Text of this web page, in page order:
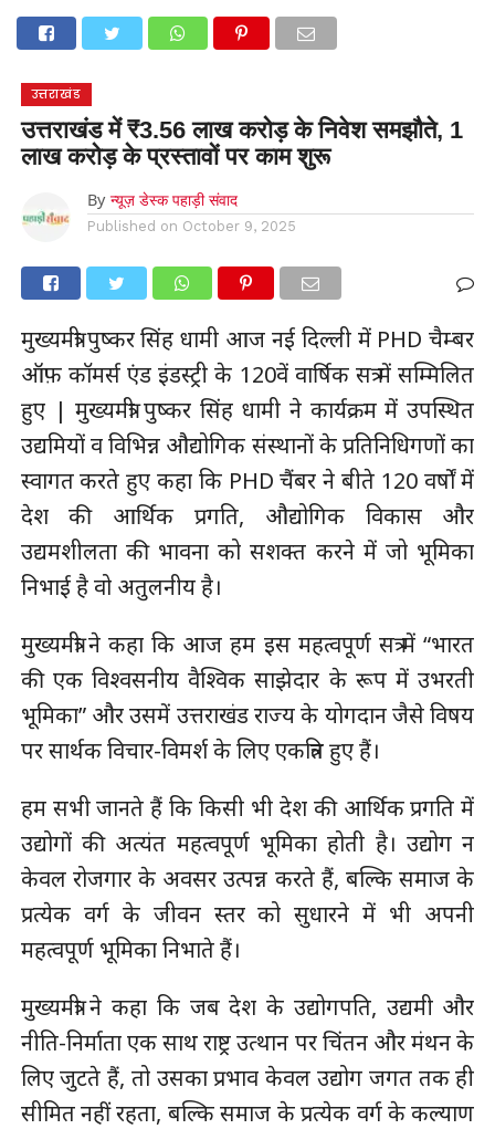
देहरादूननैनीताल
मनोरंजन
उत्तराखंड
उत्तराखंड में ₹3.56 लाख करोड़ के निवेश समझौते, 1
लाख करोड़ के प्रस्तावों पर काम शुरू
By न्यूज़ डेस्क पहाड़ी संवाद
Published on October 9, 2025
मुख्यमंत्री पुष्कर सिंह धामी आज नई दिल्ली में PHD चैम्बर
ऑफ़ कॉमर्स एंड इंडस्ट्री के 120वें वार्षिक सत्र में सम्मिलित
हुए | मुख्यमंत्री पुष्कर सिंह धामी ने कार्यक्रम में उपस्थित
उद्यमियों व विभिन्न औद्योगिक संस्थानों के प्रतिनिधिगणों का
स्वागत करते हुए कहा कि PHD चैंबर ने बीते 120 वर्षों में
देश की आर्थिक प्रगति, औद्योगिक विकास और
उद्यमशीलता की भावना को सशक्त करने में जो भूमिका
निभाई है वो अतुलनीय है।
मुख्यमंत्री ने कहा कि आज हम इस महत्वपूर्ण सत्र में “भारत
की एक विश्वसनीय वैश्विक साझेदार के रूप में उभरती
भूमिका” और उसमें उत्तराखंड राज्य के योगदान जैसे विषय
पर सार्थक विचार-विमर्श के लिए एकत्रित हुए हैं।
हम सभी जानते हैं कि किसी भी देश की आर्थिक प्रगति में
उद्योगों की अत्यंत महत्वपूर्ण भूमिका होती है। उद्योग न
केवल रोजगार के अवसर उत्पन्न करते हैं, बल्कि समाज के
प्रत्येक वर्ग के जीवन स्तर को सुधारने में भी अपनी
महत्वपूर्ण भूमिका निभाते हैं।
मुख्यमंत्री ने कहा कि जब देश के उद्योगपति, उद्यमी और
नीति-निर्माता एक साथ राष्ट्र उत्थान पर चिंतन और मंथन के
लिए जुटते हैं, तो उसका प्रभाव केवल उद्योग जगत तक ही
सीमित नहीं रहता, बल्कि समाज के प्रत्येक वर्ग के कल्याण